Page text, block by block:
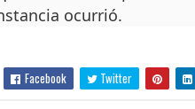
ocurrió.
Facebook Twitter